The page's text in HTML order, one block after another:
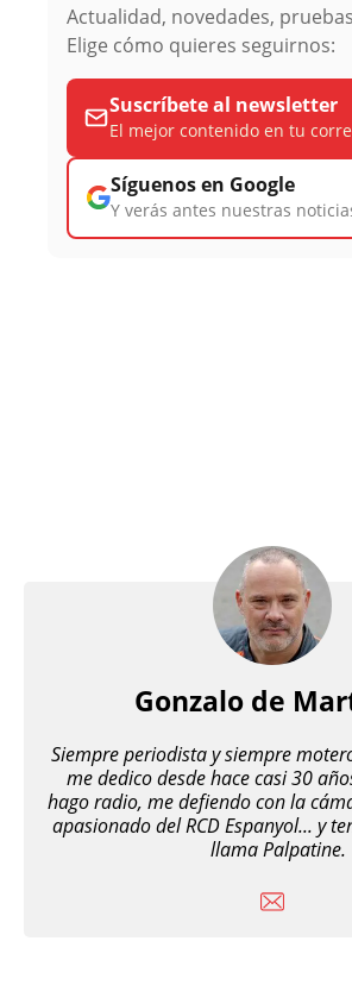
Actualidad, novedades,
Elige cómo quieres seguirnos:
Suscríbete al newsletter
El mejor contenido en tu
Síguenos en Google
Y verás antes nuestras
Gonzalo de
Siempre periodista y siempre
me dedico desde hace casi 30
hago radio, me defiendo con la
apasionado del RCD Espanyol... y
llama Palpatine.